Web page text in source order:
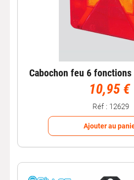
Cabochon feu 6 fonctions
10,95 €
Réf : 12629
Ajouter au